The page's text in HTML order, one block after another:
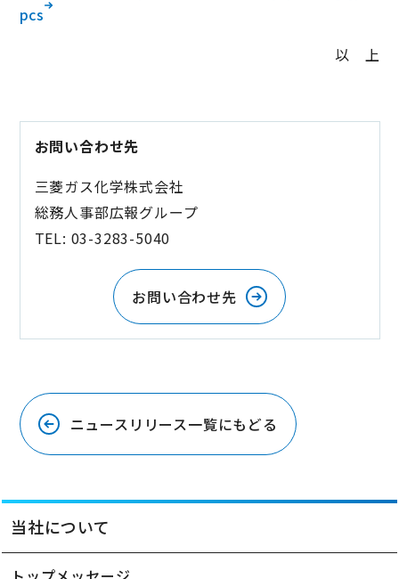
pcs
以 上
お問い合わせ先
三菱ガス化学株式会社
総務人事部広報グループ
TEL: 03-3283-5040
お問い合わせ先
ニュースリリース一覧にもどる
当社について